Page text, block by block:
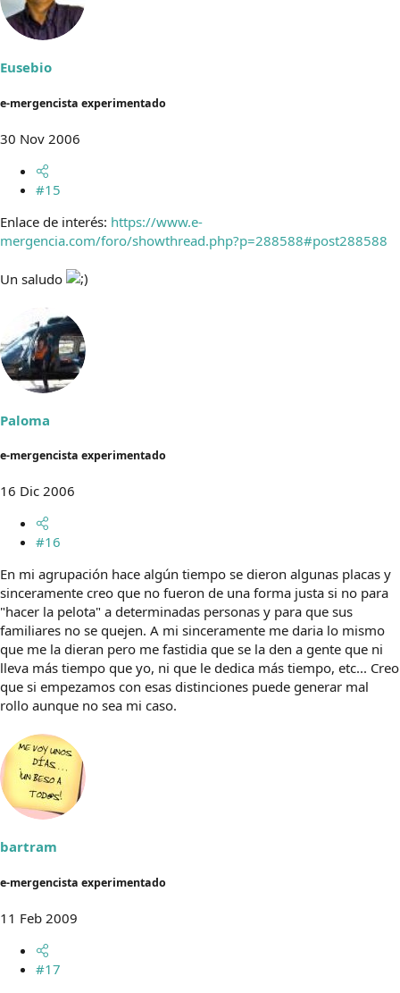
Eusebio
e-mergencista experimentado
30 Nov 2006
#15
Enlace de interés: https://www.e-
mergencia.com/foro/showthread.php?p=288588#post288588
Un saludo
Paloma
e-mergencista experimentado
16 Dic 2006
#16
En mi agrupación hace algún tiempo se dieron algunas placas y
sinceramente creo que no fueron de una forma justa si no para
"hacer la pelota" a determinadas personas y para que sus
familiares no se quejen. A mi sinceramente me daria lo mismo
que me la dieran pero me fastidia que se la den a gente que ni
lleva más tiempo que yo, ni que le dedica más tiempo, etc... Creo
que si empezamos con esas distinciones puede generar mal
rollo aunque no sea mi caso.
bartram
e-mergencista experimentado
11 Feb 2009
#17